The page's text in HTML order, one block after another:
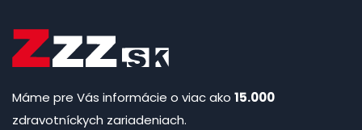
Máme pre Vás informácie o viac ako 15.000
zdravotníckych zariadeniach.